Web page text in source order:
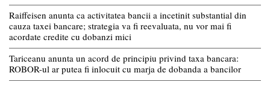
Raiffeisen anunta ca activitatea bancii a incetinit substantial din
cauza taxei bancare; strategia va fi reevaluata, nu vor mai fi
acordate credite cu dobanzi mici
Tariceanu anunta un acord de principiu privind taxa bancara:
ROBOR-ul ar putea fi inlocuit cu marja de dobanda a bancilor